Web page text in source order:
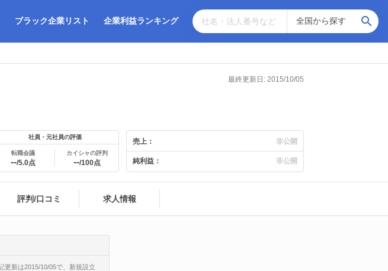
ブラック企業リスト 企業利益ランキング
最終更新日: 2015/10/05
社員・元社員の評価
転職会議
--/5.0点
カイシャの評判
--/100点
売上： 非公開
純利益： 非公開
評判/口コミ 求人情報
更新は2015/10/05で、新規設立